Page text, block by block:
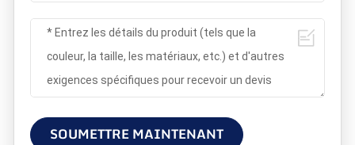
SOUMETTRE MAINTENANT